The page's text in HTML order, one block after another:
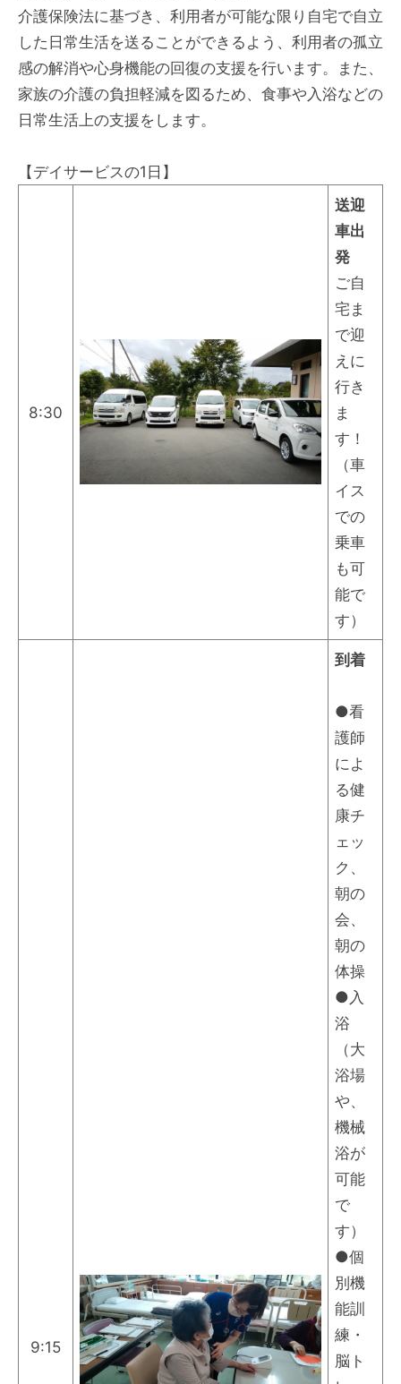
介護保険法に基づき、利用者が可能な限り自宅で自立
した日常生活を送ることができるよう、利用者の孤立
感の解消や心身機能の回復の支援を行います。また、
家族の介護の負担軽減を図るため、食事や入浴などの
日常生活上の支援をします。
【デイサービスの1日】
8:30
送迎
車出
発
ご自
宅ま
で迎
えに
行き
ま
す！
（車
イス
での
乗車
も可
能で
す）
9:15
到着
●看
護師
によ
る健
康チ
ェッ
ク、
朝の
会、
朝の
体操
●入
浴
（大
浴場
や、
機械
浴が
可能
で
す）
●個
別機
能訓
練・
脳ト